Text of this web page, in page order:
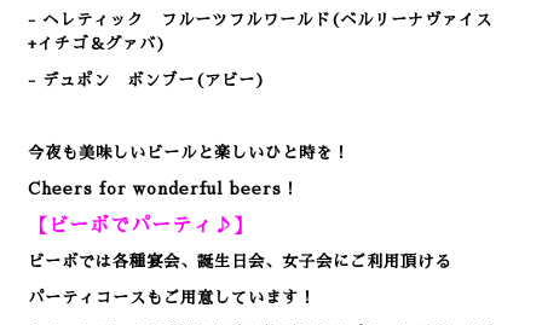
- ヘレティック フルーツフルワールド(ベルリーナヴァイス
+イチゴ＆グァバ)
- デュポン ボンブー(アビー)
今夜も美味しいビールと楽しいひと時を！
Cheers for wonderful beers！
【ビーボでパーティ♪】
ビーボでは各種宴会、誕生日会、女子会にご利用頂ける
パーティコースもご用意しています！